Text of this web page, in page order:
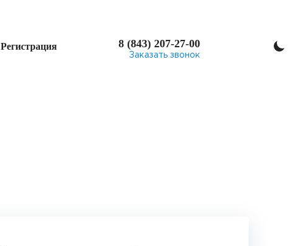
Регистрация 8 (843) 207-27-00
Заказать звонок